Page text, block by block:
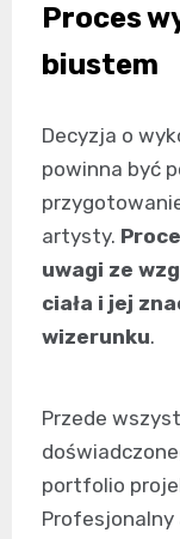
Proces
biustem
Decyzja o
powinna być
artysty.
uwagi ze
ciała i jej
wizerunku.
Przede
portfolio